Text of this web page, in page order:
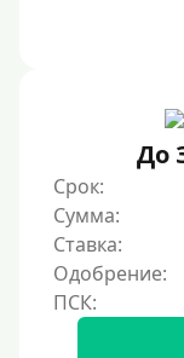
Без документов
По ИНН
По
По военному
По
До
Срок:
Сумма:
Ставка:
Одобрение: